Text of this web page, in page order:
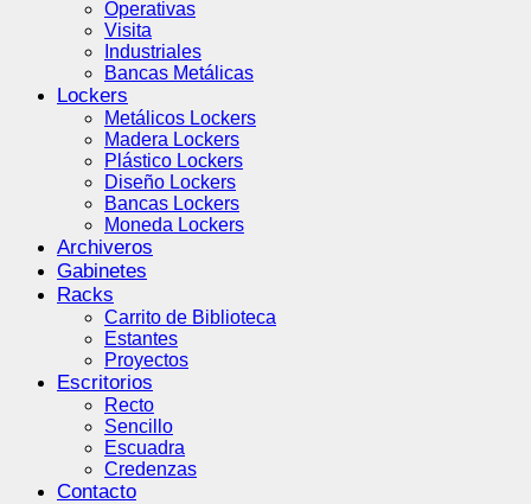
Operativas
Visita
Industriales
Bancas Metálicas
Lockers
Metálicos Lockers
Madera Lockers
Plástico Lockers
Diseño Lockers
Bancas Lockers
Moneda Lockers
Archiveros
Gabinetes
Racks
Carrito de Biblioteca
Estantes
Proyectos
Escritorios
Recto
Sencillo
Escuadra
Credenzas
Contacto